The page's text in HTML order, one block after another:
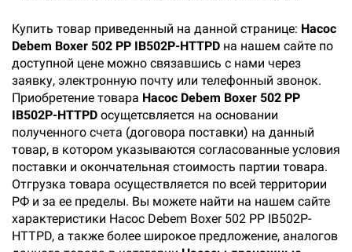
Купить товар приведенный на данной странице: Насос
Debem Boxer 502 PP IB502P-HTTPD на нашем сайте по
доступной цене можно связавшись с нами через
заявку, электронную почту или телефонный звонок.
Приобретение товара Насос Debem Boxer 502 PP
IB502P-HTTPD осущетсвляется на основании
полученного счета (договора поставки) на данный
товар, в котором указываются согласованные условия
поставки и окончательная стоимость партии товара.
Отгрузка товара осуществляется по всей территории
РФ и за ее пределы. Вы можете найти на нашем сайте
характеристики Насос Debem Boxer 502 PP IB502P-
HTTPD, а также более широкое предложение, аналогов